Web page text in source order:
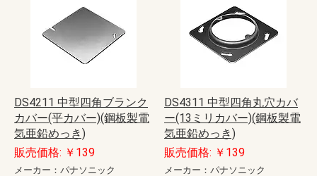
DS4211 中型四角ブランク
カバー(平カバー)(鋼板製電
気亜鉛めっき)
販売価格: ￥139
メーカー：パナソニック
DS4311 中型四角丸穴カバ
ー(13ミリカバー)(鋼板製電
気亜鉛めっき)
販売価格: ￥139
メーカー：パナソニック